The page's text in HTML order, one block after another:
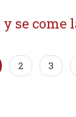
se come
2 3